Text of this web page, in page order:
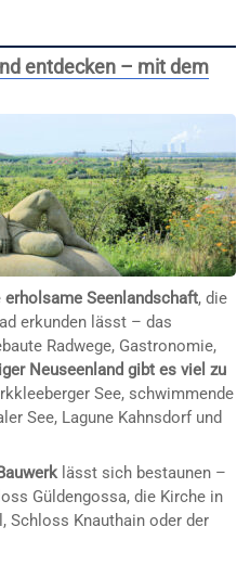
entdecken – mit dem
erholsame Seenlandschaft, die
erkunden lässt – das
Radwege, Gastronomie,
Neuseenland gibt es viel zu
See, schwimmende
See, Lagune Kahnsdorf und
lässt sich bestaunen –
Güldengossa, die Kirche in
Schloss Knauthain oder der